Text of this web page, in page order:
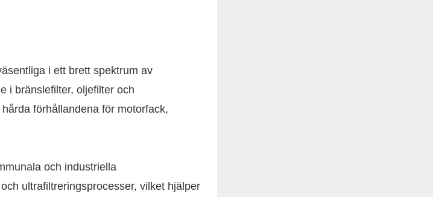
i ett brett spektrum av
i bränslefilter, oljefilter och
förhållandena för motorfack,
och industriella
ultrafiltreringsprocesser, vilket hjälper